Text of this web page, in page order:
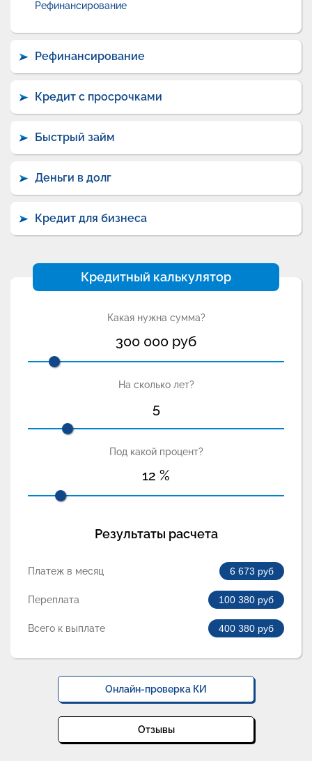
Рефинансирование
Рефинансирование
Кредит с просрочками
Быстрый займ
Деньги в долг
Кредит для бизнеса
Кредитный калькулятор
Какая нужна сумма?
300 000 руб
На сколько лет?
5
Под какой процент?
12 %
Результаты расчета
Платеж в месяц 6 673 руб
Переплата 100 380 руб
Всего к выплате 400 380 руб
Онлайн-проверка КИ
Отзывы